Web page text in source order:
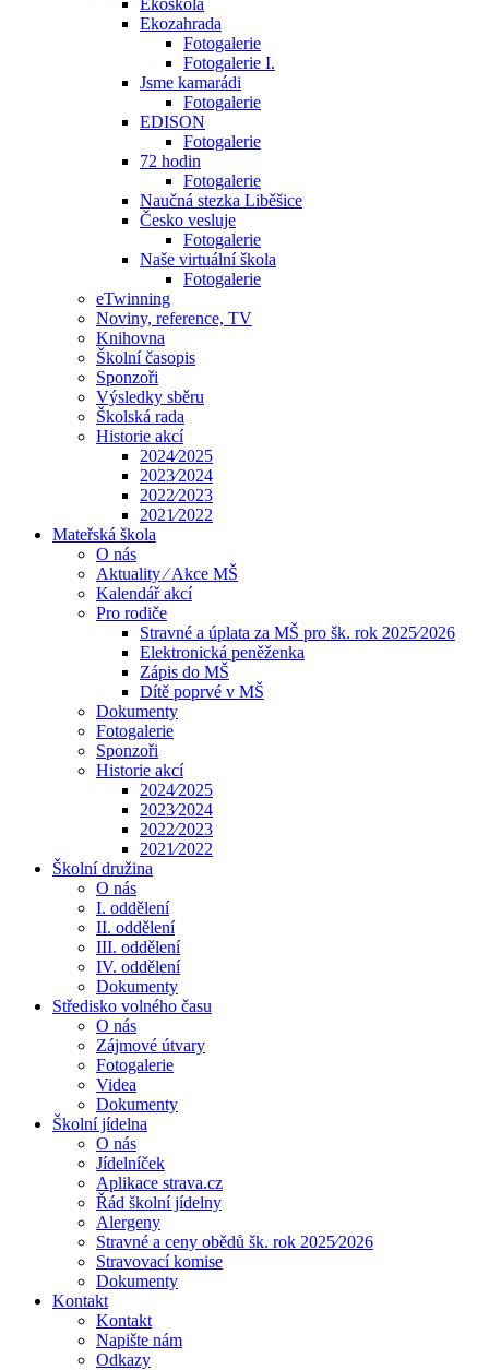
Ekoškola
Ekozahrada
Fotogalerie
Fotogalerie I.
Jsme kamarádi
Fotogalerie
EDISON
Fotogalerie
72 hodin
Fotogalerie
Naučná stezka Liběšice
Česko vesluje
Fotogalerie
Naše virtuální škola
Fotogalerie
eTwinning
Noviny, reference, TV
Knihovna
Školní časopis
Sponzoři
Výsledky sběru
Školská rada
Historie akcí
2024⁄2025
2023⁄2024
2022⁄2023
2021⁄2022
Mateřská škola
O nás
Aktuality ⁄ Akce MŠ
Kalendář akcí
Pro rodiče
Stravné a úplata za MŠ pro šk. rok 2025⁄2026
Elektronická peněženka
Zápis do MŠ
Dítě poprvé v MŠ
Dokumenty
Fotogalerie
Sponzoři
Historie akcí
2024⁄2025
2023⁄2024
2022⁄2023
2021⁄2022
Školní družina
O nás
I. oddělení
II. oddělení
III. oddělení
IV. oddělení
Dokumenty
Středisko volného času
O nás
Zájmové útvary
Fotogalerie
Videa
Dokumenty
Školní jídelna
O nás
Jídelníček
Aplikace strava.cz
Řád školní jídelny
Alergeny
Stravné a ceny obědů šk. rok 2025⁄2026
Stravovací komise
Dokumenty
Kontakt
Kontakt
Napište nám
Odkazy